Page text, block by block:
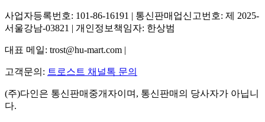
사업자등록번호: 101-86-16191 | 통신판매업신고번호: 제 2025-
서울강남-03821 | 개인정보책임자: 한상범
대표 메일: trost@hu-mart.com |
고객문의: 트로스트 채널톡 문의
(주)다인은 통신판매중개자이며, 통신판매의 당사자가 아닙니
다.